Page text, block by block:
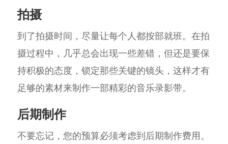
拍摄
到了拍摄时间，尽量让每个人都按部就班。在拍
摄过程中，几乎总会出现一些差错，但还是要保
持积极的态度，锁定那些关键的镜头，这样才有
足够的素材来制作一部精彩的音乐录影带。
后期制作
不要忘记，您的预算必须考虑到后期制作费用。